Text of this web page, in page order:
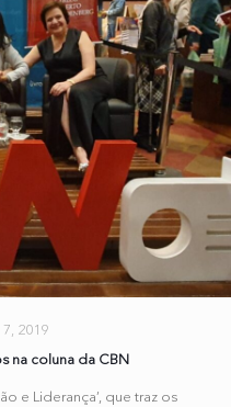
2019
na coluna da CBN
e Liderança’, que traz os